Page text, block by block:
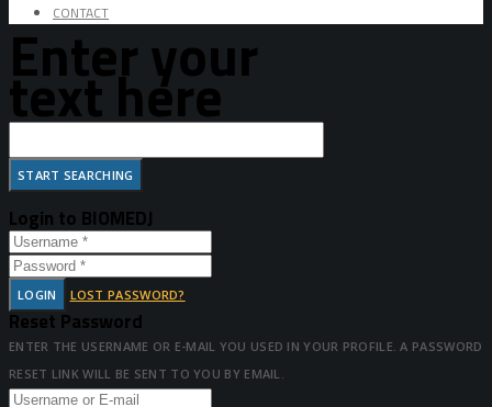
CONTACT
Enter your
text here
Login to BIOMEDJ
LOGIN LOST PASSWORD?
Reset Password
ENTER THE USERNAME OR E-MAIL YOU USED IN YOUR PROFILE. A PASSWORD
RESET LINK WILL BE SENT TO YOU BY EMAIL.